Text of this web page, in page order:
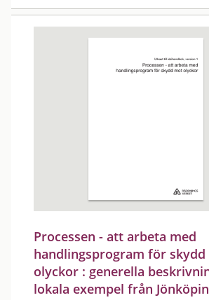
Processen - att arbeta med
handlingsprogram för
olyckor : generella
lokala exempel från